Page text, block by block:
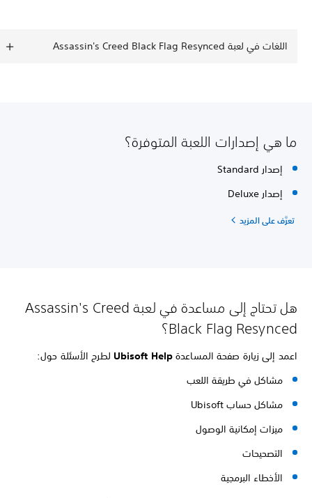
اللغات في لعبة Assassin's Creed Black Flag Resynced
ما هي إصدارات اللعبة المتوفرة؟
إصدار Standard
إصدار Deluxe
تعرَّف على المزيد
هل تحتاج إلى مساعدة في لعبة Assassin's Creed
Black Flag Resynced؟
اعمد إلى زيارة صفحة المساعدةUbisoft Helpلطرح الأسئلة حول:
مشاكل في طريقة اللعب
مشاكل حساب Ubisoft
ميزات إمكانية الوصول
التصحيحات
الأخطاء البرمجية